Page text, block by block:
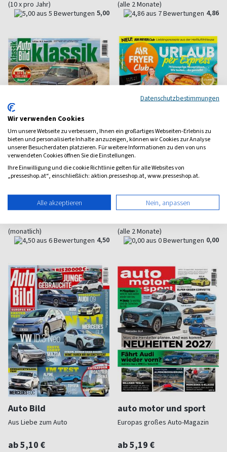
(10 x pro Jahr)
5,00
(alle 2 Monate)
4,86
Auto Bild Klassik
Young-und Oldtimer
(monatlich)
4,50
Airfryer - Zaubertopf
Extra
Für die Heißluft-Fritteuse
(alle 2 Monate)
0,00
Auto Bild
Aus Liebe zum Auto
ab 5,10 €
auto motor und sport
Europas großes Auto-Magazin
ab 5,19 €
Datenschutzbestimmungen
Wir verwenden Cookies
Um unsere Webseite zu verbessern, Ihnen ein großartiges Webseiten-Erlebnis zu
bieten und personalisierte Inhalte anzuzeigen, können wir Cookies zur Analyse
unserer Besucherdaten platzieren. Für weitere Informationen zu den von uns
verwendeten Cookies öffnen Sie die Einstellungen.
Ihre Einwilligung und die cookie Richtlinie gelten für alle Websites von
„presseshop.at“, einschließlich: aktion.presseshop.at, www.presseshop.at.
Alle akzeptieren Nein, anpassen